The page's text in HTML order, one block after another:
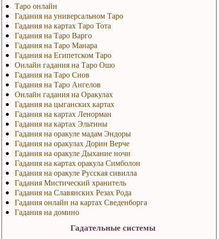
Таро онлайн
Гадания на универсальном Таро
Гадания на картах Таро Тота
Гадания на Таро Варго
Гадания на Таро Манара
Гадания на Египетском Таро
Онлайн гадания на Таро Ошо
Гадания на Таро Снов
Гадания на Таро Ангелов
Онлайн гадания на Оракулах
Гадания на цыганских картах
Гадания на картах Ленорман
Гадания на картах Эльтины
Гадания на оракуле мадам Эндоры
Гадания на оракулах Дорин Верче
Гадания на оракуле Дыхание ночи
Гадания на картах оракула Симболон
Гадания на оракуле Русская сивилла
Гадания Мистический хранитель
Гадания на Славянских Резах Рода
Гадания онлайн на картах Сведенборга
Гадания на домино
Гадательные системы